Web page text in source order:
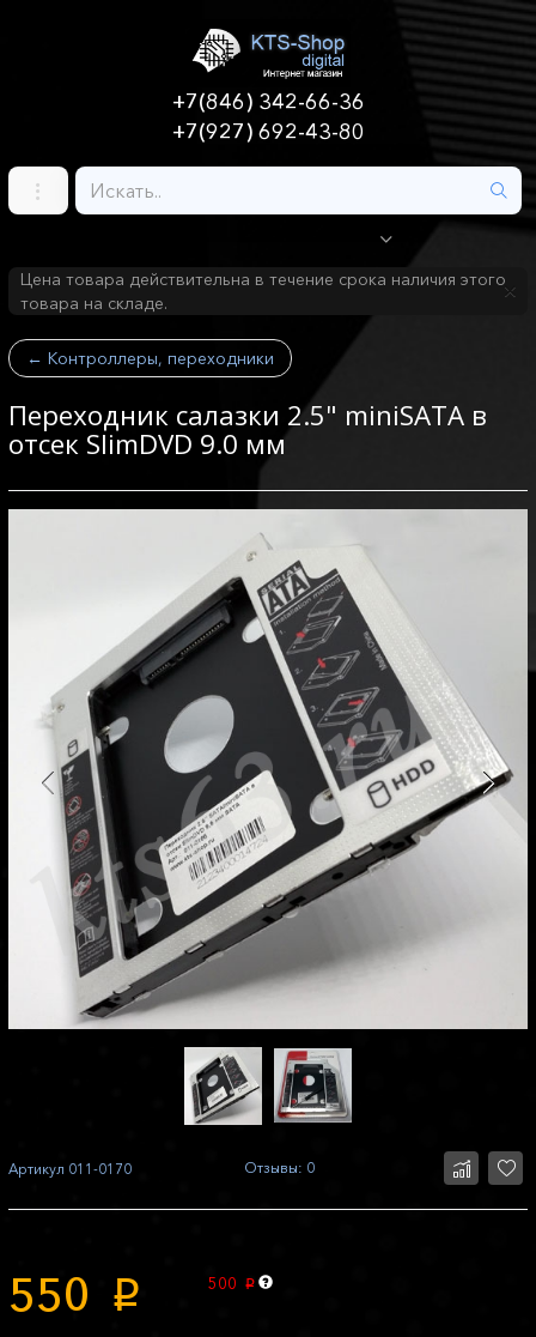
+7(846) 342-66-36
+7(927) 692-43-80
Цена товара действительна в течение срока наличия этого
товара на складе.
← Контроллеры, переходники
Переходник салазки 2.5" miniSATA в
отсек SlimDVD 9.0 мм
Артикул 011-0170 Отзывы: 0
550 p 500 p